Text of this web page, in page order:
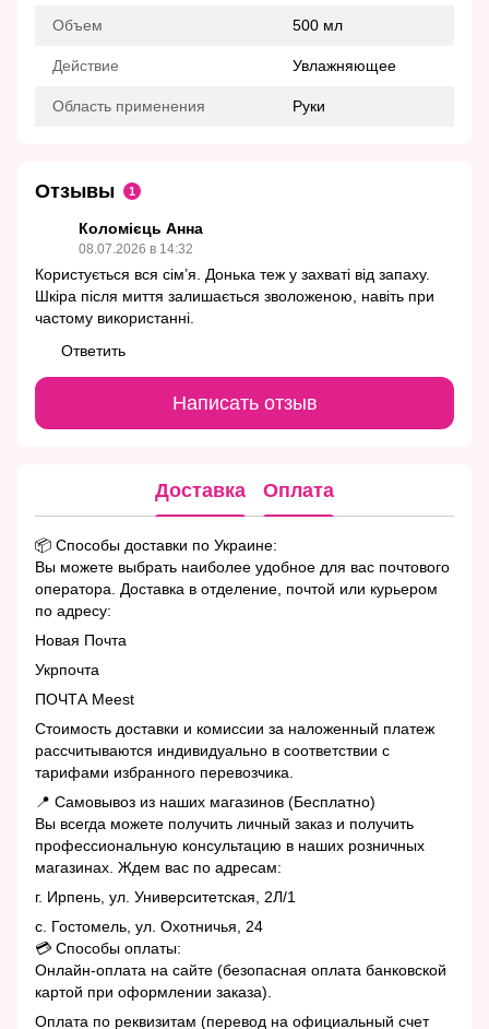
Объем 500 мл
Действие Увлажняющее
Область применения Руки
Отзывы 1
Коломієць Анна
08.07.2026 в 14:32
Користується вся сім’я. Донька теж у захваті від запаху.
Шкіра після миття залишається зволоженою, навіть при
частому використанні.
Ответить
Написать отзыв
Доставка Оплата
📦 Способы доставки по Украине:
Вы можете выбрать наиболее удобное для вас почтового
оператора. Доставка в отделение, почтой или курьером
по адресу:
Новая Почта
Укрпочта
ПОЧТА Meest
Стоимость доставки и комиссии за наложенный платеж
рассчитываются индивидуально в соответствии с
тарифами избранного перевозчика.
📍 Самовывоз из наших магазинов (Бесплатно)
Вы всегда можете получить личный заказ и получить
профессиональную консультацию в наших розничных
магазинах. Ждем вас по адресам:
г. Ирпень, ул. Университетская, 2Л/1
с. Гостомель, ул. Охотничья, 24
💳 Способы оплаты:
Онлайн-оплата на сайте (безопасная оплата банковской
картой при оформлении заказа).
Оплата по реквизитам (перевод на официальный счет